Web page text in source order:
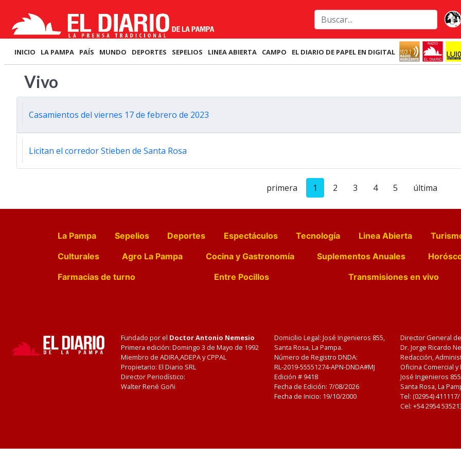
INICIO LA PAMPA PAÍS MUNDO DEPORTES SEPELIOS LINEA ABIERTA CAMPO EL DIARIO DE PAPEL EN DIGITAL
Vivo
Casamientos del viernes 17 de febrero de 2023
Licitan el corredor Stieben de Santa Rosa
primera 1 2 3 4 5 última
La Pampa Sepelios Deportes Espectáculos Tecnología Linea Abierta
Culturales
Agro La Pampa Cocina y Gastronomía Suplementos Anuales
Farmacias de turno
Entre Pocillos Transmisiones en vivo
Fundado por el Doctor Antonio Nemesio
Primera edición: Domingo 3 de Mayo de 1992
Miembro de ADIRA,ADEPA y CPPAL
Propietario: El Diario SRL
Director Periodístico:
Walter René Goñi
Domicilio Legal: José Ingenieros 855,
Santa Rosa, La Pampa.
Número de Registro DNDA:
RL-2019-55551274-APN-DNDA#MJ
Edición # 9418
Fecha de Edición: 7/08/2026
Fecha de Inicio: 19/10/2000
Director General
Dr. Jorge Ricardo
Redacción,
Oficina Comercial
José Ingenieros
Santa Rosa, La
Tel: (02954)
Cel: +54 2954